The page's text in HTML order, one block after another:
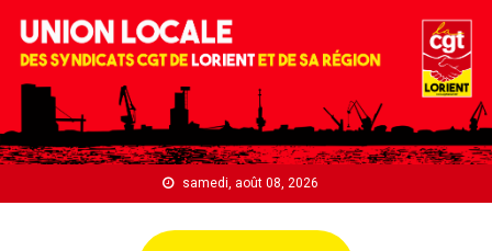
content
samedi, août 08, 2026